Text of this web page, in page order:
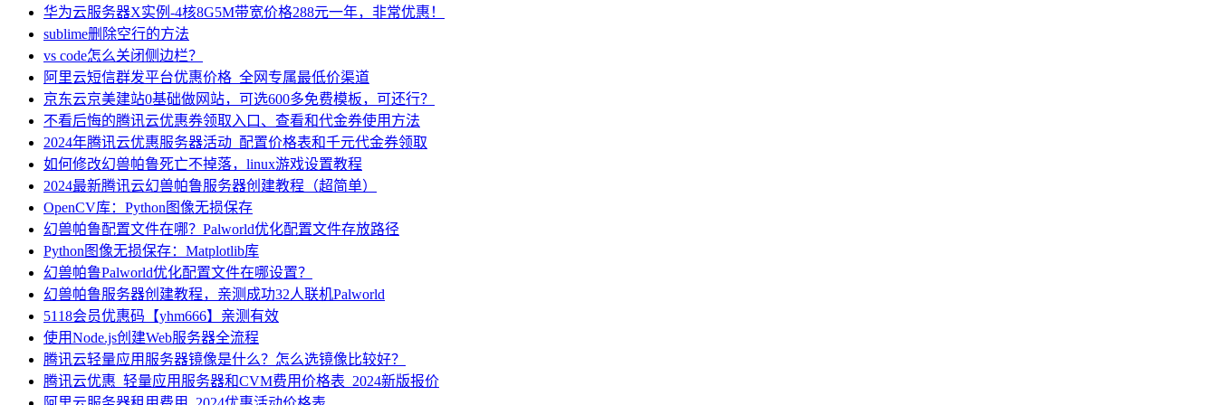
华为云服务器X实例-4核8G5M带宽价格288元一年，非常优惠！
sublime删除空行的方法
vs code怎么关闭侧边栏？
阿里云短信群发平台优惠价格_全网专属最低价渠道
京东云京美建站0基础做网站，可选600多免费模板，可还行？
不看后悔的腾讯云优惠券领取入口、查看和代金券使用方法
2024年腾讯云优惠服务器活动_配置价格表和千元代金券领取
如何修改幻兽帕鲁死亡不掉落，linux游戏设置教程
2024最新腾讯云幻兽帕鲁服务器创建教程（超简单）
OpenCV库：Python图像无损保存
幻兽帕鲁配置文件在哪？Palworld优化配置文件存放路径
Python图像无损保存：Matplotlib库
幻兽帕鲁Palworld优化配置文件在哪设置？
幻兽帕鲁服务器创建教程，亲测成功32人联机Palworld
5118会员优惠码【yhm666】亲测有效
使用Node.js创建Web服务器全流程
腾讯云轻量应用服务器镜像是什么？怎么选镜像比较好？
腾讯云优惠_轻量应用服务器和CVM费用价格表_2024新版报价